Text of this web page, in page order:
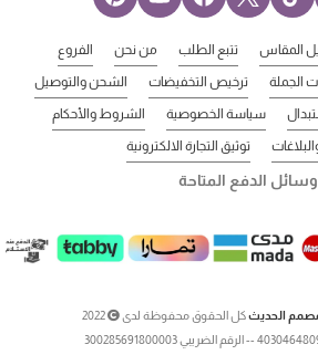
المقاس تتبع الطلب من نحن الفروع
الجملة ترخيص التخفيضات الشحن والتوصيل
سياسة الخصوصية الشروط والأحكام
توثيق التجارة الالكترونية
الدفع المتاحة
الحديثكل الحقوق محفوظة لدى
2022